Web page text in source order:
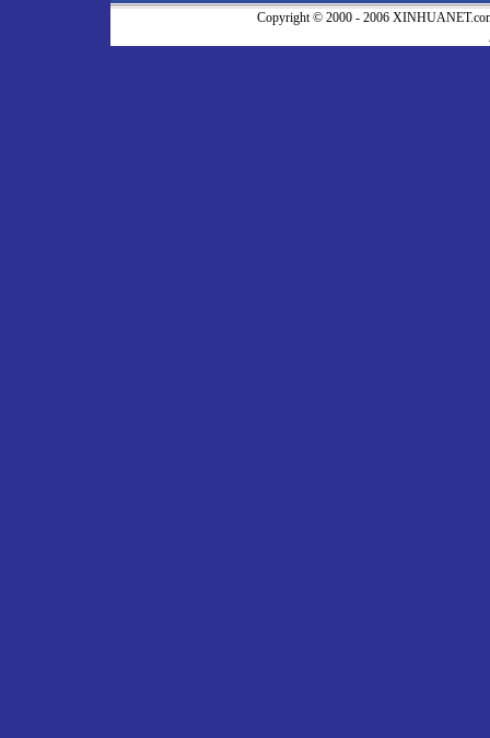
Copyright © 2000 - 2006